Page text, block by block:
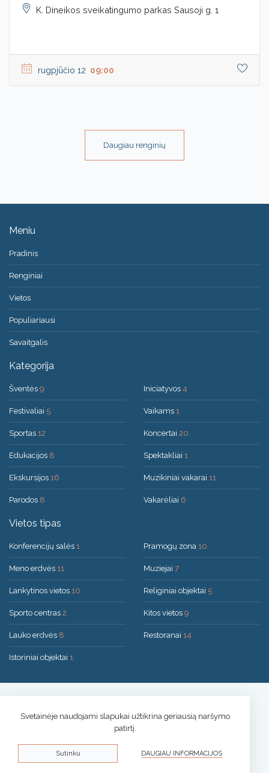
K. Dineikos sveikatingumo parkas Sausoji g. 1
rugpjūčio 12 09:00
Daugiau renginių
Meniu
Pradinis
Renginiai
Vietos
Populiariausi
Savaitgalis
Kategorija
Šventės 9
Festivaliai 5
Sportas 12
Edukacijos 8
Ekskursijos 16
Parodos 8
Iniciatyvos 4
Vaikams 1
Koncertai 20
Spektakliai 1
Muzikiniai vakarai 11
Vakarėliai 6
Vietos tipas
Konferencijų salės 1
Meno erdvės 11
Lankytinos vietos 10
Sporto centras 2
Lauko erdvės 8
Istoriniai objektai 1
Pramogų zona 10
Muziejai 7
Religiniai objektai 5
Kitos vietos 9
Restoranai 14
Privatumo politika
Svetainėje naudojami slapukai užtikrina geriausią naršymo
patirtį.
Sutinku DAUGIAU INFORMACIJOS